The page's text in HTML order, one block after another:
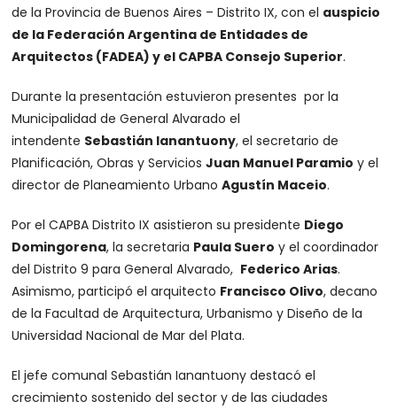
de la Provincia de Buenos Aires – Distrito IX, con el auspicio
de la Federación Argentina de Entidades de
Arquitectos (FADEA) y el CAPBA Consejo Superior.
Durante la presentación estuvieron presentes por la
Municipalidad de General Alvarado el
intendente Sebastián Ianantuony, el secretario de
Planificación, Obras y ServiciosJuan Manuel Paramio y el
director de Planeamiento UrbanoAgustín Maceio.
Por el CAPBA Distrito IX asistieron su presidente Diego
Domingorena, la secretaria Paula Suero y el coordinador
del Distrito 9 para General Alvarado, Federico Arias.
Asimismo, participó el arquitecto Francisco Olivo, decano
de la Facultad de Arquitectura, Urbanismo y Diseño de la
Universidad Nacional de Mar del Plata.
El jefe comunal Sebastián Ianantuony destacó el
crecimiento sostenido del sector y de las ciudades